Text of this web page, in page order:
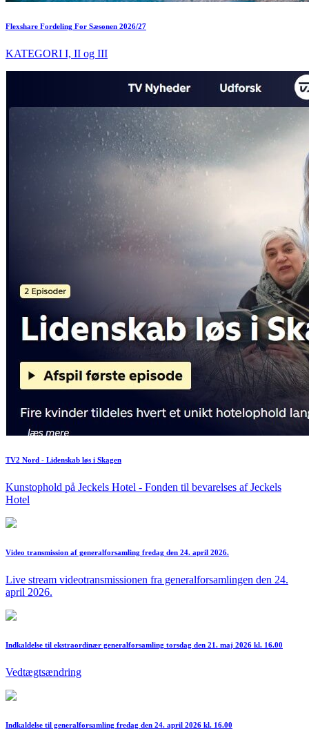
Flexshare Fordeling For Sæsonen 2026/27
KATEGORI I, II og III
TV2 Nord - Lidenskab løs i Skagen
Kunstophold på Jeckels Hotel - Fonden til bevarelses af Jeckels
Hotel
Video transmission af generalforsamling fredag den 24. april 2026.
Live stream videotransmissionen fra generalforsamlingen den 24.
april 2026.
Indkaldelse til ekstraordinær generalforsamling torsdag den 21. maj 2026 kl. 16.00
Vedtægtsændring
Indkaldelse til generalforsamling fredag den 24. april 2026 kl. 16.00